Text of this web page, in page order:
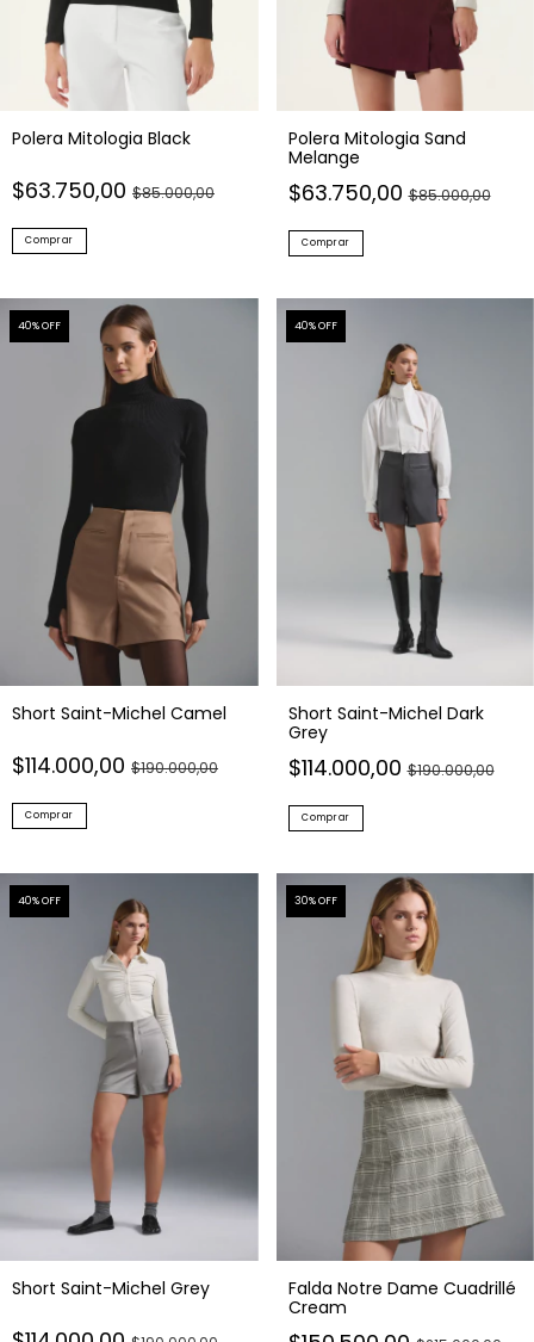
Polera Mitologia Black
$63.750,00 $85.000,00
Comprar
Polera Mitologia Sand
Melange
$63.750,00$85.000,00
Comprar
40% OFF
Short Saint-Michel Camel
$114.000,00 $190.000,00
Comprar
40% OFF
Short Saint-Michel Dark
Grey
$114.000,00$190.000,00
Comprar
40% OFF
Short Saint-Michel Grey
30% OFF
Falda Notre Dame Cuadrillé
Cream